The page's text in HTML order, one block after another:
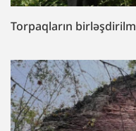
Torpaqların